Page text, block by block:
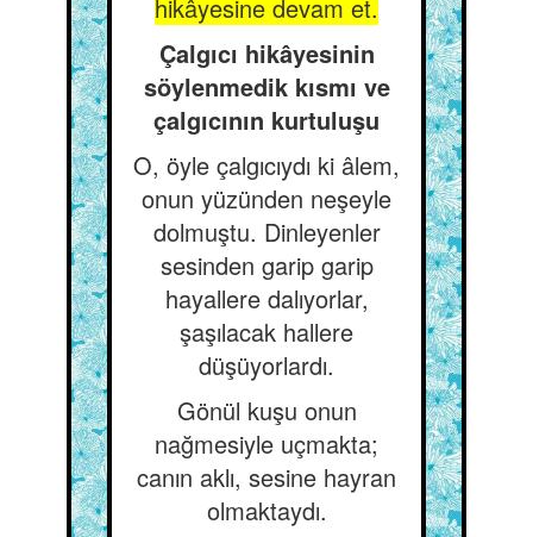
hikâyesine devam et.
Çalgıcı hikâyesinin
söylenmedik kısmı ve
çalgıcının kurtuluşu
O, öyle çalgıcıydı ki âlem,
onun yüzünden neşeyle
dolmuştu. Dinleyenler
sesinden garip garip
hayallere dalıyorlar,
şaşılacak hallere
düşüyorlardı.
Gönül kuşu onun
nağmesiyle uçmakta;
canın aklı, sesine hayran
olmaktaydı.